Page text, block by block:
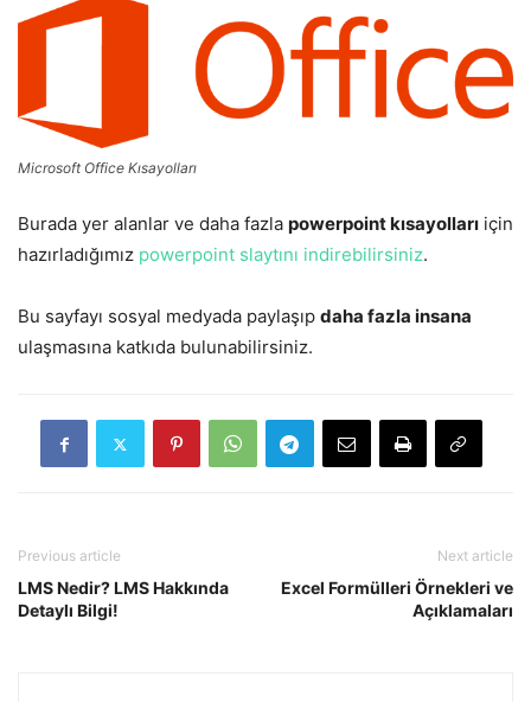
Microsoft Office Kısayolları
Burada yer alanlar ve daha fazla powerpoint kısayolları için
hazırladığımız powerpoint slaytını indirebilirsiniz.
Bu sayfayı sosyal medyada paylaşıp daha fazla insana
ulaşmasına katkıda bulunabilirsiniz.
Previous article
LMS Nedir? LMS Hakkında
Detaylı Bilgi!
Next article
Excel Formülleri Örnekleri ve
Açıklamaları